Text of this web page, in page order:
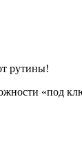
рутины!
«под